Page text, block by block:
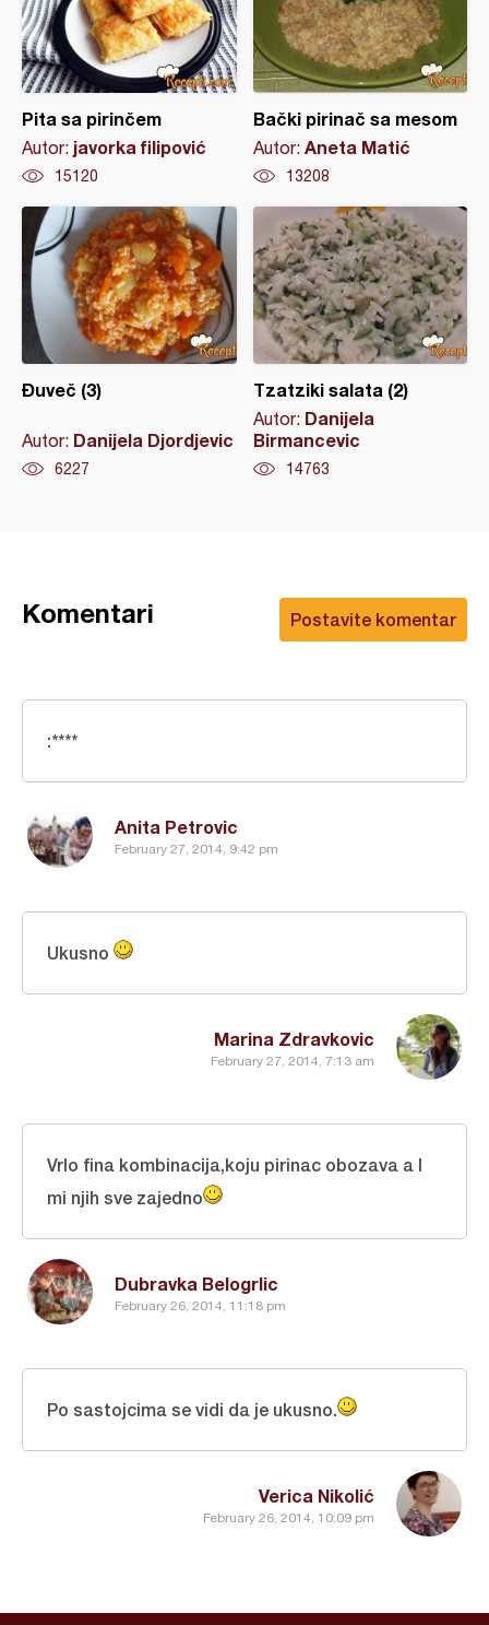
Pita sa pirinčem
Autor: javorka filipović
15120
Bački pirinač sa mesom
Autor: Aneta Matić
13208
Đuveč (3)
Autor: Danijela Djordjevic
6227
Tzatziki salata (2)
Autor: Danijela
Birmancevic
14763
Postavite komentar
Komentari
Anita Petrovic
February 27, 2014, 9:42 pm
:****
Marina Zdravkovic
February 27, 2014, 7:13 am
Ukusno
Dubravka Belogrlic
February 26, 2014, 11:18 pm
Vrlo fina kombinacija,koju pirinac obozava a I
mi njih sve zajedno
Verica Nikolić
February 26, 2014, 10:09 pm
Po sastojcima se vidi da je ukusno.